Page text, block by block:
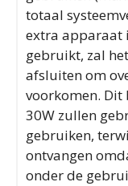
totaal
extra apparaat
gebruikt, zal
afsluiten om
voorkomen. Dit
30W zullen
gebruiken,
ontvangen
onder de